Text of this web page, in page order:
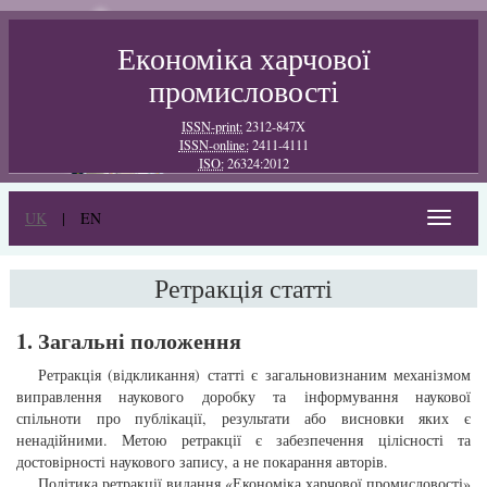
Економіка харчової
промисловості
ISSN-print:2312-847X
ISSN-online:2411-4111
ISO:26324:2012
UK | EN
Toggle
Ретракція статті
1. Загальні положення
Ретракція (відкликання) статті є загальновизнаним механізмом
виправлення наукового доробку та інформування наукової
спільноти про публікації, результати або висновки яких є
ненадійними. Метою ретракції є забезпечення цілісності та
достовірності наукового запису, а не покарання авторів.